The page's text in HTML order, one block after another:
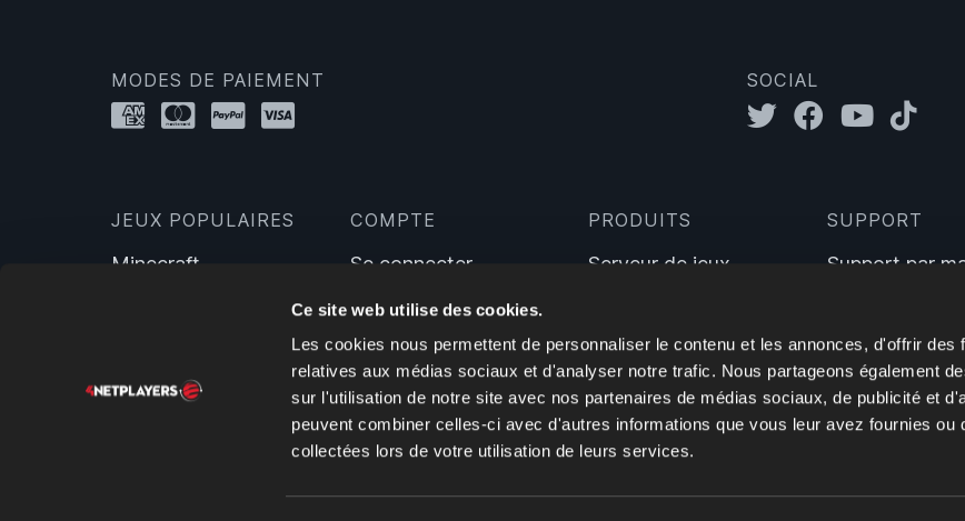
Ce site web utilise des cookies.
Les cookies nous permettent de personnaliser le contenu et les annonces, d'offrir des
relatives aux médias sociaux et d'analyser notre trafic. Nous partageons également
sur l'utilisation de notre site avec nos partenaires de médias sociaux, de publicité et
peuvent combiner celles-ci avec d'autres informations que vous leur avez fournies ou
collectées lors de votre utilisation de leurs services.
MODES DE PAIEMENT SOCIAL
JEUX POPULAIRES
Minecraft
Farming Simulator 25
ARK: Survival Evolved
COMPTE
Se connecter
PRODUITS
Serveur de jeux
SUPPORT
Support par